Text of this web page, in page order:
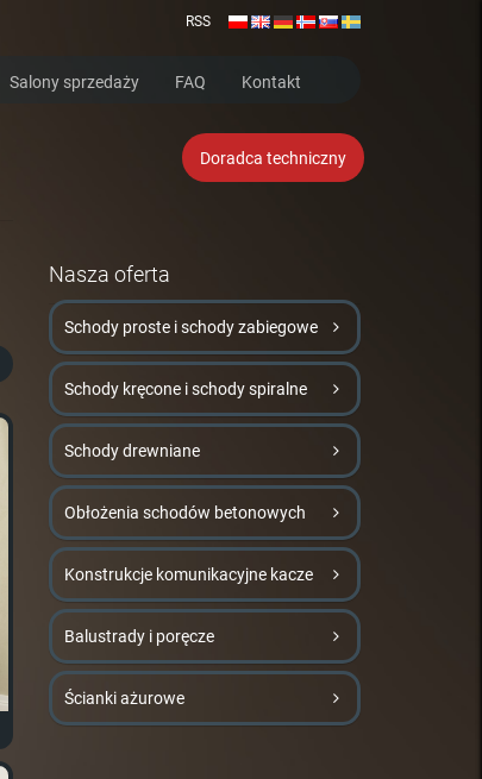
RSS
Salony sprzedaży FAQ Kontakt
Doradca techniczny
Nasza oferta
Schody proste i schody zabiegowe
Schody kręcone i schody spiralne
Schody drewniane
Obłożenia schodów betonowych
Konstrukcje komunikacyjne kacze
Balustrady i poręcze
Ścianki ażurowe